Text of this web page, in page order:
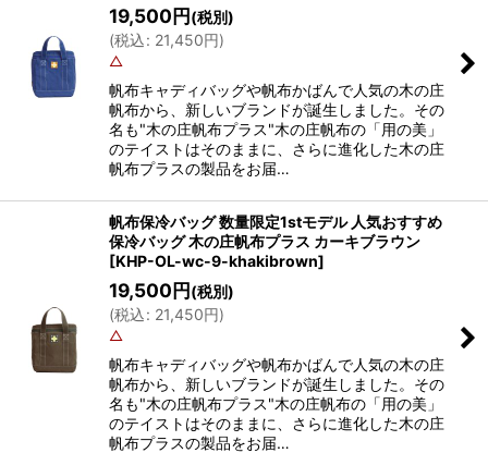
19,500円(税別)
(税込: 21,450円)
△
帆布キャディバッグや帆布かばんで人気の木の庄
帆布から、新しいブランドが誕生しました。その
名も"木の庄帆布プラス"木の庄帆布の「用の美」
のテイストはそのままに、さらに進化した木の庄
帆布プラスの製品をお届…
帆布保冷バッグ 数量限定1stモデル 人気おすすめ
保冷バッグ 木の庄帆布プラス カーキブラウン
[KHP-OL-wc-9-khakibrown]
19,500円(税別)
(税込: 21,450円)
△
帆布キャディバッグや帆布かばんで人気の木の庄
帆布から、新しいブランドが誕生しました。その
名も"木の庄帆布プラス"木の庄帆布の「用の美」
のテイストはそのままに、さらに進化した木の庄
帆布プラスの製品をお届…